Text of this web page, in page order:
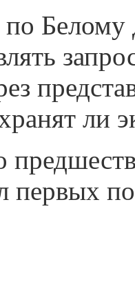
Белому
ли
первых